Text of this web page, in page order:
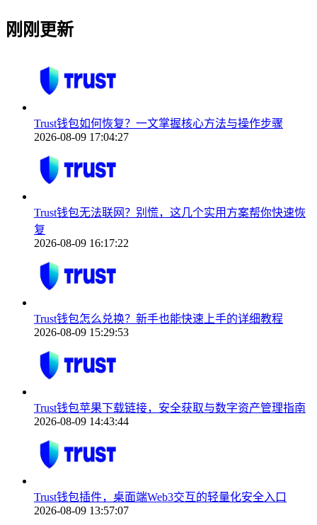
刚刚更新
Trust钱包如何恢复？一文掌握核心方法与操作步骤
2026-08-09 17:04:27
Trust钱包无法联网？别慌，这几个实用方案帮你快速恢
复
2026-08-09 16:17:22
Trust钱包怎么兑换？新手也能快速上手的详细教程
2026-08-09 15:29:53
Trust钱包苹果下载链接，安全获取与数字资产管理指南
2026-08-09 14:43:44
Trust钱包插件，桌面端Web3交互的轻量化安全入口
2026-08-09 13:57:07